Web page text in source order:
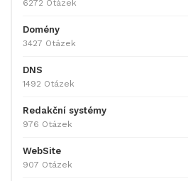
6272 Otázek
Domény
3427 Otázek
DNS
1492 Otázek
Redakční systémy
976 Otázek
WebSite
907 Otázek